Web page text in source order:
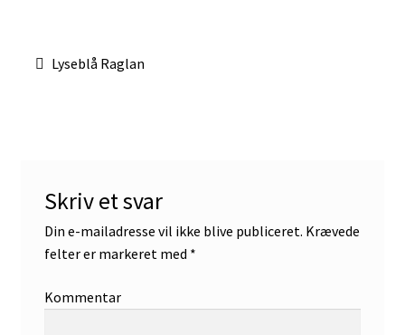
Indlægsnavigation
Forrige
Lyseblå Raglan
Skriv et svar
Din e-mailadresse vil ikke blive publiceret. Krævede
felter er markeret med *
Kommentar